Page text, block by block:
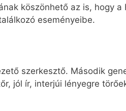
köszönhető az is, hogy a
eseményeibe.
szerkesztő. Második
jól ír, interjúi lényegre